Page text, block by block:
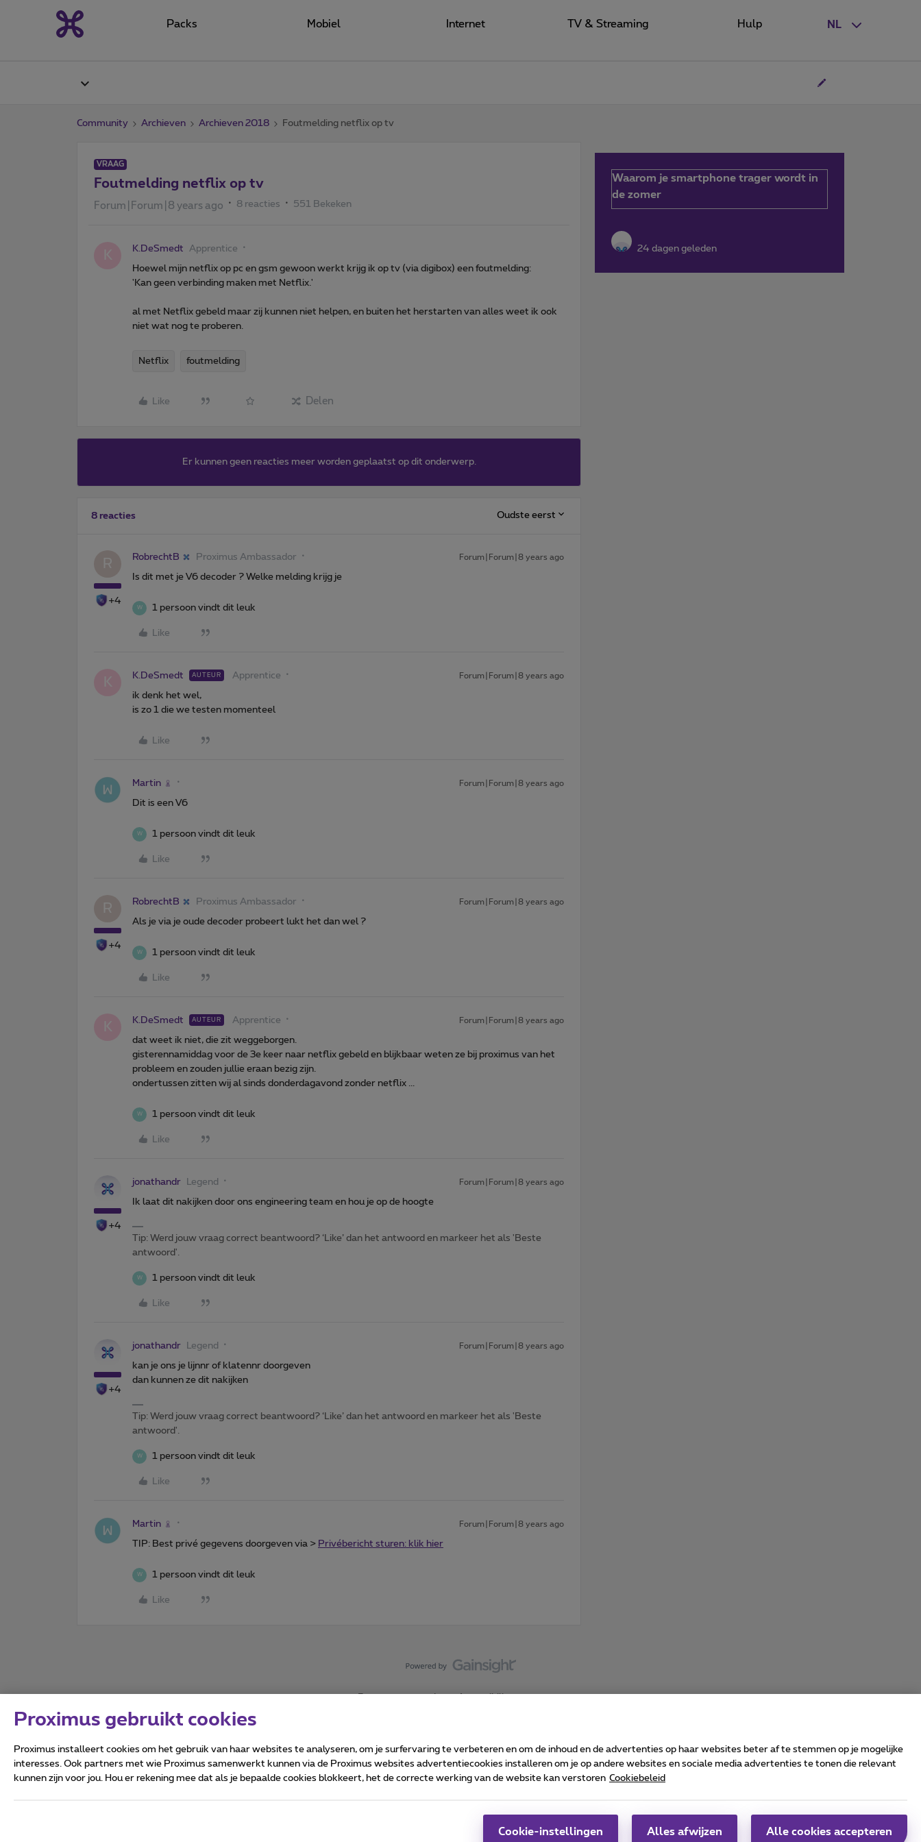
NL
Packs Mobiel Internet TV & Streaming Hulp
Community Archieven Archieven 2018 Foutmelding netflix op tv
VRAAG
Foutmelding netflix op tv
Forum|Forum|8 years ago 8 reacties 551 Bekeken
K K.DeSmedt Apprentice
Hoewel mijn netflix op pc en gsm gewoon werkt krijg ik op tv (via digibox) een foutmelding:
'Kan geen verbinding maken met Netflix.'
al met Netflix gebeld maar zij kunnen niet helpen, en buiten het herstarten van alles weet ik ook
niet wat nog te proberen.
Netflix foutmelding
Like Delen
Er kunnen geen reacties meer worden geplaatst op dit onderwerp.
8 reacties Oudste eerst
R
+4
RobrechtB Proximus Ambassador Forum|Forum|8 years ago
Is dit met je V6 decoder ? Welke melding krijg je
W 1 persoon vindt dit leuk
Like
K K.DeSmedt AUTEUR Apprentice Forum|Forum|8 years ago
ik denk het wel,
is zo 1 die we testen momenteel
Like
Martin Forum|Forum|8 years ago
Dit is een V6
W 1 persoon vindt dit leuk
Like
R
+4
RobrechtB Proximus Ambassador Forum|Forum|8 years ago
Als je via je oude decoder probeert lukt het dan wel ?
W 1 persoon vindt dit leuk
Like
K K.DeSmedt AUTEUR Apprentice Forum|Forum|8 years ago
dat weet ik niet, die zit weggeborgen.
gisterennamiddag voor de 3e keer naar netflix gebeld en blijkbaar weten ze bij proximus van het
probleem en zouden jullie eraan bezig zijn.
ondertussen zitten wij al sinds donderdagavond zonder netflix ...
W 1 persoon vindt dit leuk
Like
+4
jonathandr Legend Forum|Forum|8 years ago
Ik laat dit nakijken door ons engineering team en hou je op de hoogte
Tip: Werd jouw vraag correct beantwoord? ‘Like’ dan het antwoord en markeer het als 'Beste
antwoord'.
W 1 persoon vindt dit leuk
Like
+4
jonathandr Legend Forum|Forum|8 years ago
kan je ons je lijnnr of klatennr doorgeven
dan kunnen ze dit nakijken
Tip: Werd jouw vraag correct beantwoord? ‘Like’ dan het antwoord en markeer het als 'Beste
antwoord'.
W 1 persoon vindt dit leuk
Like
Martin Forum|Forum|8 years ago
TIP: Best privé gegevens doorgeven via > Privébericht sturen: klik hier
W 1 persoon vindt dit leuk
Like
Waarom je smartphone trager wordt in
de zomer
24 dagen geleden
Forumvoorwaarden Accessibility statement
Alle rechten voorbehouden. ©2026Proximus
Carrier & Wholesale Solutions
Proximus Group
| Telindus
Proximus gebruikt cookies
Proximus installeert cookies om het gebruik van haar websites te analyseren, om je surfervaring te verbeteren en om de inhoud en de advertenties op haar websites beter af te stemmen op je mogelijke
interesses. Ook partners met wie Proximus samenwerkt kunnen via de Proximus websites advertentiecookies installeren om je op andere websites en sociale media advertenties te tonen die relevant
kunnen zijn voor jou. Hou er rekening mee dat als je bepaalde cookies blokkeert, het de correcte werking van de website kan verstoren Cookiebeleid
Cookie-instellingen Alles afwijzen Alle cookies accepteren